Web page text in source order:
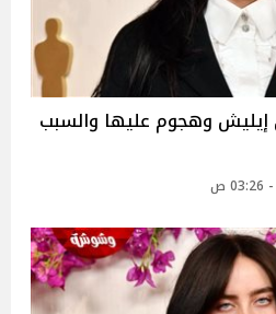
وهجوم عليها والسبب